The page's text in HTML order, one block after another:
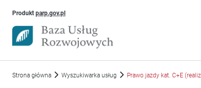
Produkt parp.gov.plUwaga, link otworzy się w nowym oknie
Strona główna Wyszukiwarka usług Prawo jazdy kat. C+E